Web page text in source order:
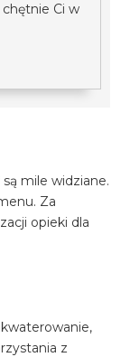
Ci w
mile widziane.
Za
opieki dla
z